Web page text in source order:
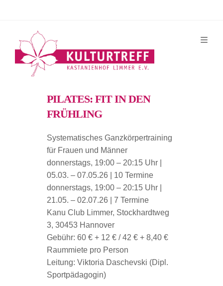
PILATES: FIT IN DEN
FRÜHLING
Systematisches Ganzkörpertraining
für Frauen und Männer
donnerstags, 19:00 – 20:15 Uhr |
05.03. – 07.05.26 | 10 Termine
donnerstags, 19:00 – 20:15 Uhr |
21.05. – 02.07.26 | 7 Termine
Kanu Club Limmer, Stockhardtweg
3, 30453 Hannover
Gebühr: 60 € + 12 € / 42 € + 8,40 €
Raummiete pro Person
Leitung: Viktoria Daschevski (Dipl.
Sportpädagogin)